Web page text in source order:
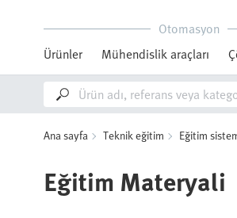
Otomasyon
Ürünler
Mühendislik araçları
Ana sayfa Teknik eğitim Eğitim
Eğitim Materyali